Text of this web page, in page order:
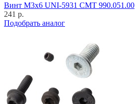
Винт M3x6 UNI-5931 CMT 990.051.00
241 р.
Подобрать аналог